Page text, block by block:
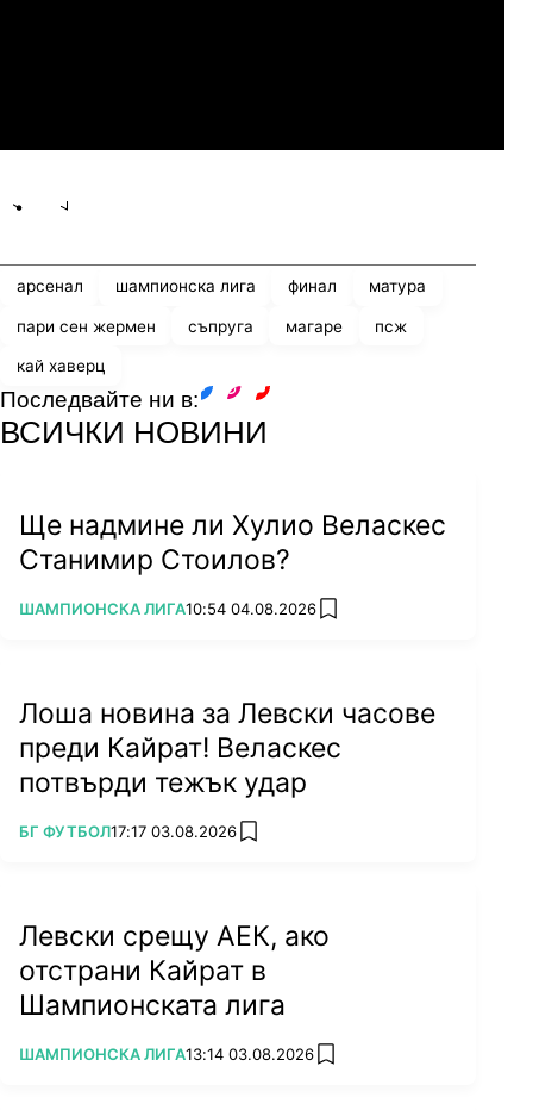
арсенал шампионска лига финал матура
пари сен жермен съпруга магаре псж
кай хаверц
Последвайте ни в:
ВСИЧКИ НОВИНИ
Ще надмине ли Хулио Веласкес
Станимир Стоилов?
ПОВЕЧЕ ОТ
ШАМПИОНСКА ЛИГА10:54 04.08.2026 add favorites
Лоша новина за Левски часове
преди Кайрат! Веласкес
потвърди тежък удар
ПОВЕЧЕ ОТ
БГ ФУТБОЛ17:17 03.08.2026 add favorites
Левски срещу АЕК, ако
отстрани Кайрат в
Шампионската лига
ПОВЕЧЕ ОТ
ШАМПИОНСКА ЛИГА13:14 03.08.2026 add favorites